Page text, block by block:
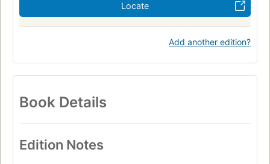
Locate
Add another edition?
Book Details
Edition Notes